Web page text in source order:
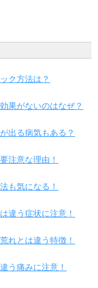
ク方法は？
果がないのはなぜ？
出る病気もある？
注意な理由！
も気になる！
違う症状に注意！
れとは違う特徴！
う痛みに注意！